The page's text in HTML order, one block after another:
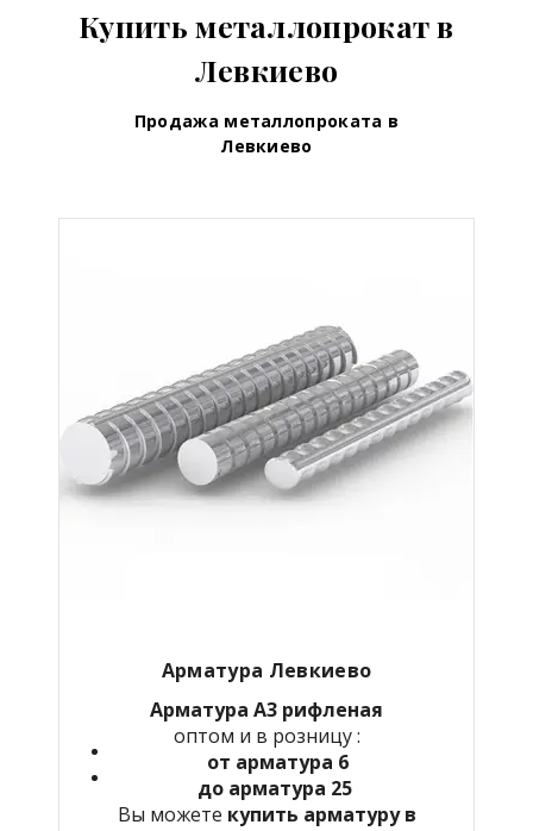
Купить металлопрокат в
Левкиево
Продажа металлопроката в
Левкиево
Арматура Левкиево
Арматура А3 рифленая
оптом и в розницу :
от арматура 6
до арматура 25
Вы можете купить арматуру в